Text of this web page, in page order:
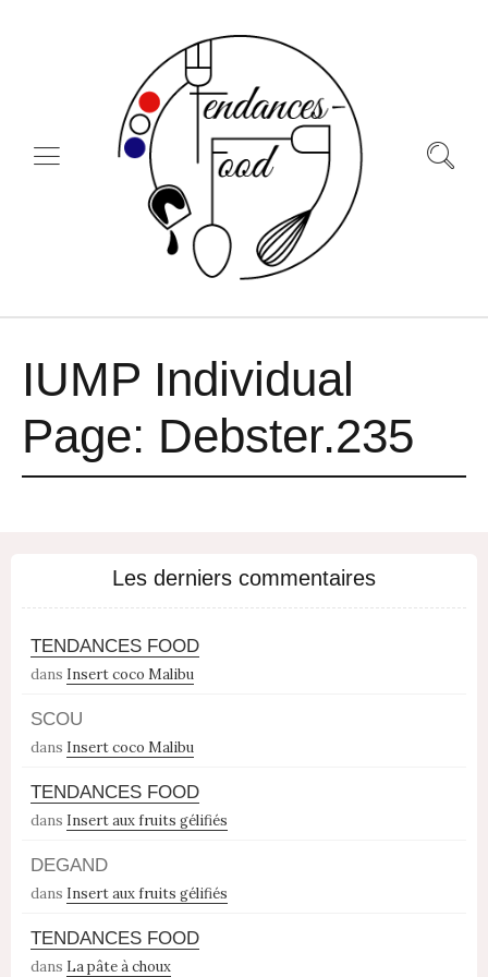
IUMP Individual
Page: Debster.235
Les derniers commentaires
TENDANCES FOOD
dans Insert coco Malibu
SCOU
dans Insert coco Malibu
TENDANCES FOOD
dans Insert aux fruits gélifiés
DEGAND
dans Insert aux fruits gélifiés
TENDANCES FOOD
dans La pâte à choux